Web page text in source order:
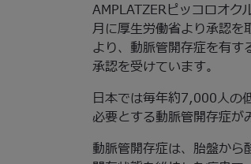
AMPLATZERピッコロオ
月に厚生労働省より承認
より、動脈管開存症を有
承認を受けています。
日本では毎年約7,000人の
必要とする動脈管開存症が
動脈管開存症は、胎盤から